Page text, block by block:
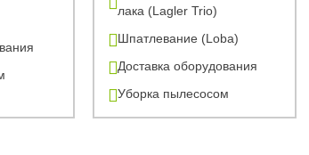
лака (Lagler Trio)
Шпатлевание (Loba)
Доставка оборудования
Уборка пылесосом